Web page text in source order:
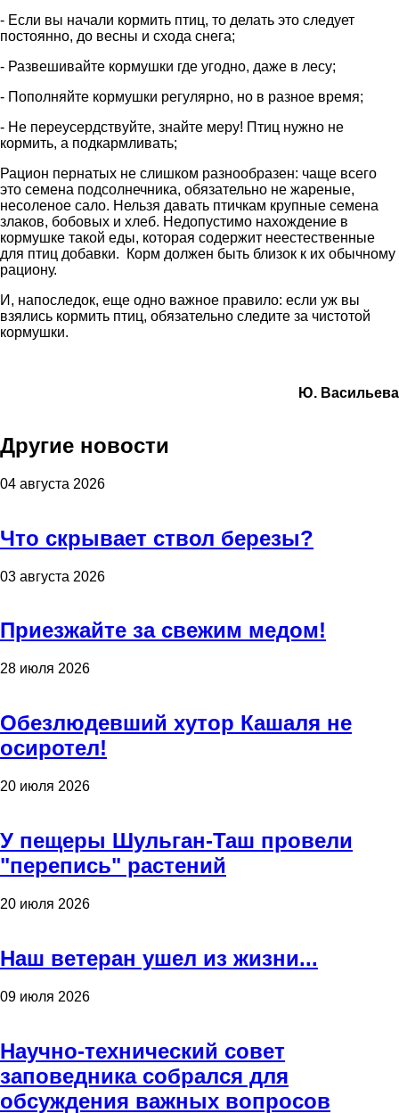
- Если вы начали кормить птиц, то делать это следует
постоянно, до весны и схода снега;
- Развешивайте кормушки где угодно, даже в лесу;
- Пополняйте кормушки регулярно, но в разное время;
- Не переусердствуйте, знайте меру! Птиц нужно не
кормить, а подкармливать;
Рацион пернатых не слишком разнообразен: чаще всего
это семена подсолнечника, обязательно не жареные,
несоленое сало. Нельзя давать птичкам крупные семена
злаков, бобовых и хлеб. Недопустимо нахождение в
кормушке такой еды, которая содержит неестественные
для птиц добавки. Корм должен быть близок к их обычному
рациону.
И, напоследок, еще одно важное правило: если уж вы
взялись кормить птиц, обязательно следите за чистотой
кормушки.
Ю. Васильева
Другие новости
04 августа 2026
Что скрывает ствол березы?
03 августа 2026
Приезжайте за свежим медом!
28 июля 2026
Обезлюдевший хутор Кашаля не
осиротел!
20 июля 2026
У пещеры Шульган-Таш провели
"перепись" растений
20 июля 2026
Наш ветеран ушел из жизни...
09 июля 2026
Научно-технический совет
заповедника собрался для
обсуждения важных вопросов